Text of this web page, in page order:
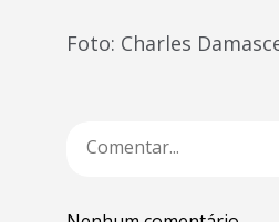
Foto: Charles